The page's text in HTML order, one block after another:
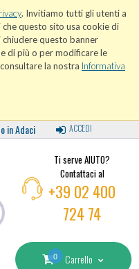
. Invitiamo tutti gli utenti a
questo sito usa cookie di
questo banner
di più o per modificare le
la nostra Informativa
in Adaci ACCEDI
Ti serve AIUTO?
Contattaci al
+39 02 400
724 74
0 Carrello